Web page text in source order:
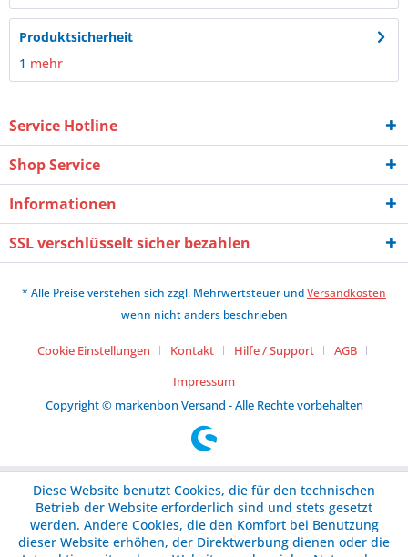
Produktsicherheit
1 mehr
Service Hotline
Shop Service
Informationen
SSL verschlüsselt sicher bezahlen
* Alle Preise verstehen sich zzgl. Mehrwertsteuer undVersandkosten
wenn nicht anders beschrieben
Cookie Einstellungen Kontakt Hilfe / Support
AGB
Impressum
Copyright © markenbon Versand - Alle Rechte vorbehalten
Diese Website benutzt Cookies, die für den technischen
Betrieb der Website erforderlich sind und stets gesetzt
werden. Andere Cookies, die den Komfort bei Benutzung
dieser Website erhöhen, der Direktwerbung dienen oder die